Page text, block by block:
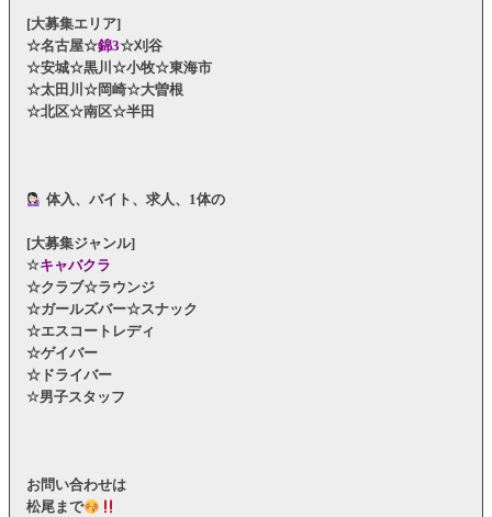
[大募集エリア]
☆名古屋☆錦3☆刈谷
☆安城☆黒川☆小牧☆東海市
☆太田川☆岡崎☆大曽根
☆北区☆南区☆半田
体入、バイト、求人、1体の
[大募集ジャンル]
☆キャバクラ
☆クラブ☆ラウンジ
☆ガールズバー☆スナック
☆エスコートレディ
☆ゲイバー
☆ドライバー
☆男子スタッフ
お問い合わせは
松尾まで